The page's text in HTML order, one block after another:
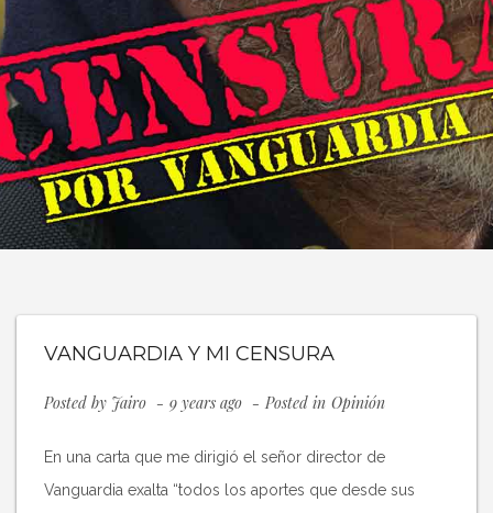
VANGUARDIA Y MI CENSURA
Posted by Jairo 9 years ago Posted in Opinión
En una carta que me dirigió el señor director de
Vanguardia exalta “todos los aportes que desde sus